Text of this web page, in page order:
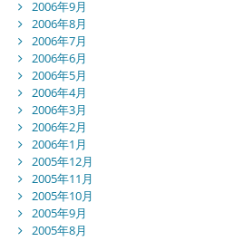
2006年9月
2006年8月
2006年7月
2006年6月
2006年5月
2006年4月
2006年3月
2006年2月
2006年1月
2005年12月
2005年11月
2005年10月
2005年9月
2005年8月